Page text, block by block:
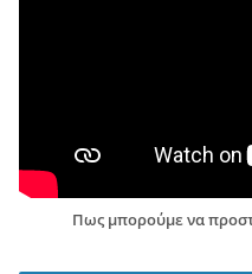
Πως μπορούμε να